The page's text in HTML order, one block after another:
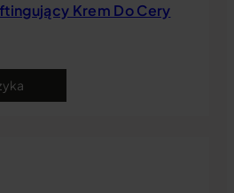
Krem Do Cery